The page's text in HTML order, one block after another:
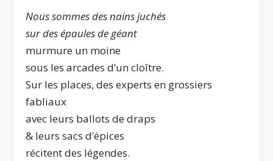
Nous sommes des nains juchés
sur des épaules de géant
murmure un moine
sous les arcades d’un cloître.
Sur les places, des experts en grossiers
fabliaux
avec leurs ballots de draps
& leurs sacs d’épices
récitent des légendes.